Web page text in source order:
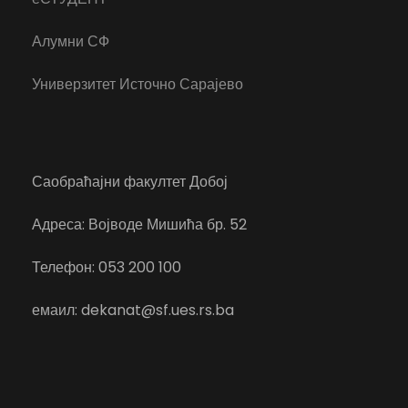
Алумни СФ
Универзитет Источно Сарајево
Саобраћајни факултет Добој
Адреса: Војводе Мишића бр. 52
Телефон: 053 200 100
емаил: dekanat@sf.ues.rs.ba